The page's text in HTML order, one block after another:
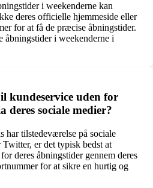
i weekenderne kan
deres officielle hjemmeside eller
for at få de præcise åbningstider.
åbningstider i weekenderne i
kundeservice uden for
deres sociale medier?
tilstedeværelse på sociale
er det typisk bedst at
deres åbningstider gennem deres
for at sikre en hurtig og